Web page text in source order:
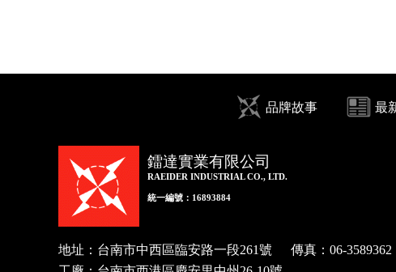
品牌故事 最
鐳達實業有限公司
RAEIDER INDUSTRIAL CO., LTD.
統一編號：16893884
地址：台南市中西區臨安路一段261號
傳真： 06-3589362